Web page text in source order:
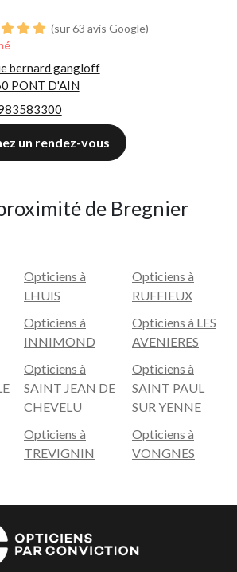
(sur 63 avis Google)
bernard gangloff
PONT D'AIN
un rendez-vous
de Bregnier
Opticiens à
LHUIS
Opticiens à
INNIMOND
Opticiens à
SAINT JEAN DE
CHEVELU
Opticiens à
TREVIGNIN
Opticiens à
RUFFIEUX
Opticiens à LES
AVENIERES
Opticiens à
SAINT PAUL
SUR YENNE
Opticiens à
VONGNES